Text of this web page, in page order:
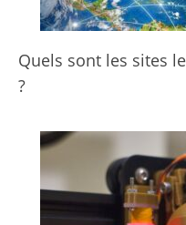
Quels sont les sites
?